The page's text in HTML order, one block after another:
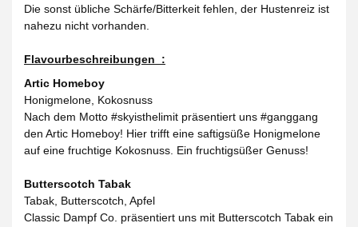
Die sonst übliche Schärfe/Bitterkeit fehlen, der Hustenreiz ist
nahezu nicht vorhanden.
Flavourbeschreibungen :
Artic Homeboy
Honigmelone, Kokosnuss
Nach dem Motto #skyisthelimit präsentiert uns #ganggang
den Artic Homeboy! Hier trifft eine saftigsüße Honigmelone
auf eine fruchtige Kokosnuss. Ein fruchtigsüßer Genuss!
Butterscotch Tabak
Tabak, Butterscotch, Apfel
Classic Dampf Co. präsentiert uns mit Butterscotch Tabak ein